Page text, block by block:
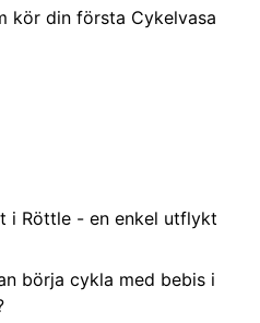
kör din första Cykelvasa
i Röttle - en enkel utflykt
börja cykla med bebis i